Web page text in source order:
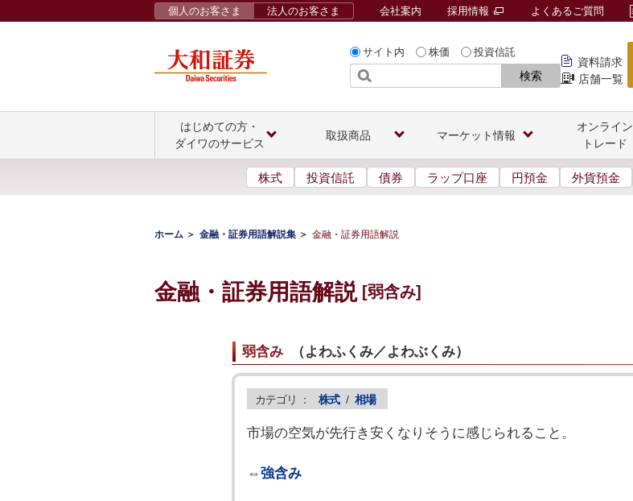
サイト内 株価 投資信託
検索
資料請求
店舗一覧
個人のお客さま 法人のお客さま 会社案内 採用情報 よくあるご質問
はじめての方・
ダイワのサービス
取扱商品 マーケット情報
オンライン
トレード
株式 投資信託 債券 ラップ口座 円預金 外貨預金
ホーム 金融・証券用語解説集 金融・証券用語解説
金融・証券用語解説 [弱含み]
弱含み （よわふくみ／よわぶくみ）
カテゴリ ： 株式 / 相場
市場の空気が先行き安くなりそうに感じられること。
⇔強含み